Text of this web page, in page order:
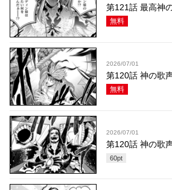
第121話 最高神
無料
2026/07/01
第120話 神の歌
無料
2026/07/01
第120話 神の歌
60pt